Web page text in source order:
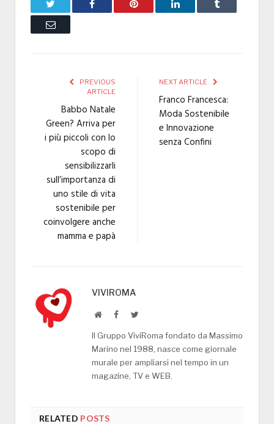
Facebook Pinterest LinkedIn Tumblr
Email
PREVIOUS
ARTICLE
Babbo Natale
Green? Arriva per
i più piccoli con lo
scopo di
sensibilizzarli
sull’importanza di
uno stile di vita
sostenibile per
coinvolgere anche
mamma e papà
NEXT ARTICLE
Franco Francesca:
Moda Sostenibile
e Innovazione
senza Confini
VIVIROMA
WebsiteFacebookTwitter
Il Gruppo ViviRoma fondato da Massimo
Marino nel 1988, nasce come giornale
murale per ampliarsi nel tempo in un
magazine, TV e WEB.
RELATED POSTS